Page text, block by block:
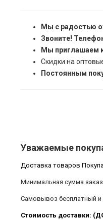
Мы с радостью
Звоните!
Мы приглашаем
Скидки на
Постоянным
Уважаемые
Доставка товаров
Минимальная сумма
Самовывоз бесплатный
Стоимость доставки: